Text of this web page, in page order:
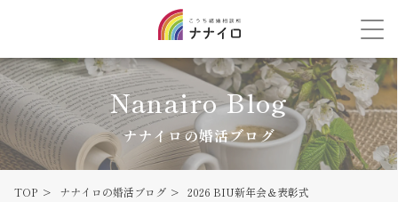
Nanairo Blog
ナナイロの婚活ブログ
TOP ナナイロの婚活ブログ 2026 BIU新年会＆表彰式